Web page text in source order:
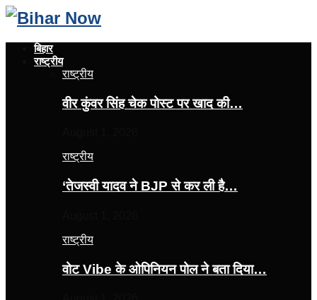
बिहार
राष्ट्रीय
राष्ट्रीय
वीर कुंवर सिंह चेक पोस्ट पर खाद की…
राष्ट्रीय
‘तेजस्‍वी यादव ने BJP से कर ली है…
राष्ट्रीय
वोट Vibe के ओपिनियन पोल ने बता दिया…